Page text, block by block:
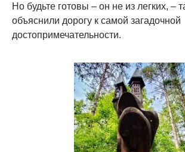
Но будьте готовы – он не из легких, –
объяснили дорогу к самой загадочной
достопримечательности.